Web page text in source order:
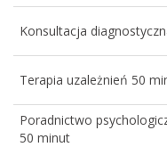
Konsultacja
Terapia uzależnień 50
Poradnictwo
50 minut